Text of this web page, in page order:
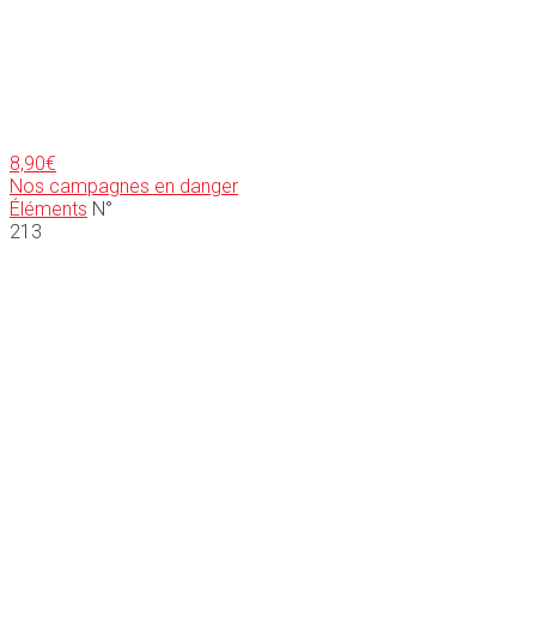
8,90€
Nos campagnes en danger
Éléments N°
213